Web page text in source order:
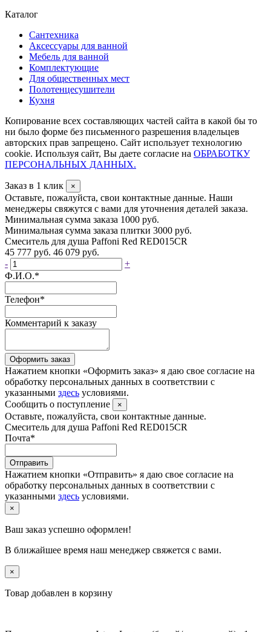
Каталог
Сантехника
Аксессуары для ванной
Мебель для ванной
Комплектующие
Для общественных мест
Полотенцесушители
Кухня
Копирование всех составляющих частей сайта в какой бы то
ни было форме без письменного разрешения владельцев
авторских прав запрещено. Сайт использует технологию
cookie. Используя сайт, Вы даете согласие на ОБРАБОТКУ
ПЕРСОНАЛЬНЫХ ДАННЫХ.
Заказ в 1 клик ×
Оставьте, пожалуйста, свои контактные данные. Наши
менеджеры свяжутся с вами для уточнения деталей заказа.
Минимальная сумма заказа 1000 руб.
Минимальная сумма заказа плитки 3000 руб.
Смеситель для душа Paffoni Red RED015CR
45 777 руб. 46 079 руб.
-
+
Ф.И.О.*
Телефон*
Комментарий к заказу
Оформить заказ
Нажатием кнопки «Оформить заказ» я даю свое согласие на
обработку персональных данных в соответствии с
указанными здесь условиями.
Сообщить о поступление
×
Оставьте, пожалуйста, свои контактные данные.
Смеситель для душа Paffoni Red RED015CR
Почта*
Отправить
Нажатием кнопки «Отправить» я даю свое согласие на
обработку персональных данных в соответствии с
указанными здесь условиями.
×
Ваш заказ успешно оформлен!
В ближайшее время наш менеджер свяжется с вами.
×
Товар добавлен в корзину